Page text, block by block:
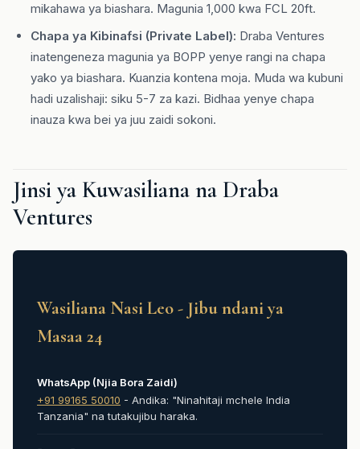
mikahawa ya biashara. Magunia 1,000 kwa FCL 20ft.
Chapa ya Kibinafsi (Private Label): Draba Ventures
inatengeneza magunia ya BOPP yenye rangi na chapa
yako ya biashara. Kuanzia kontena moja. Muda wa kubuni
hadi uzalishaji: siku 5-7 za kazi. Bidhaa yenye chapa
inauza kwa bei ya juu zaidi sokoni.
Jinsi ya Kuwasiliana na Draba
Ventures
Wasiliana Nasi Leo - Jibu ndani ya
Masaa 24
WhatsApp (Njia Bora Zaidi)
+91 99165 50010 - Andika: "Ninahitaji mchele India
Tanzania" na tutakujibu haraka.